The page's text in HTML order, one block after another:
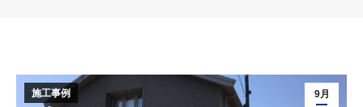
9月
施工事例